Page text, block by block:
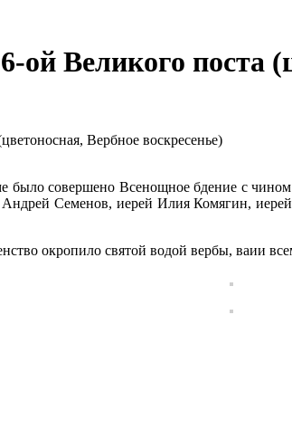
ой Великого поста
Вербное воскресенье)
совершено Всенощное бдение с
Семенов, иерей Илия Комягин,
окропило святой водой вербы, ваии